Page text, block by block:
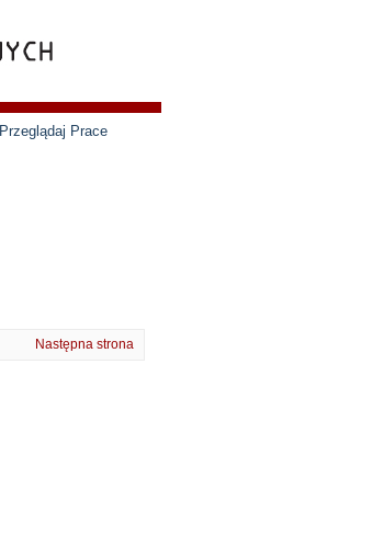
Przeglądaj Prace
Następna strona